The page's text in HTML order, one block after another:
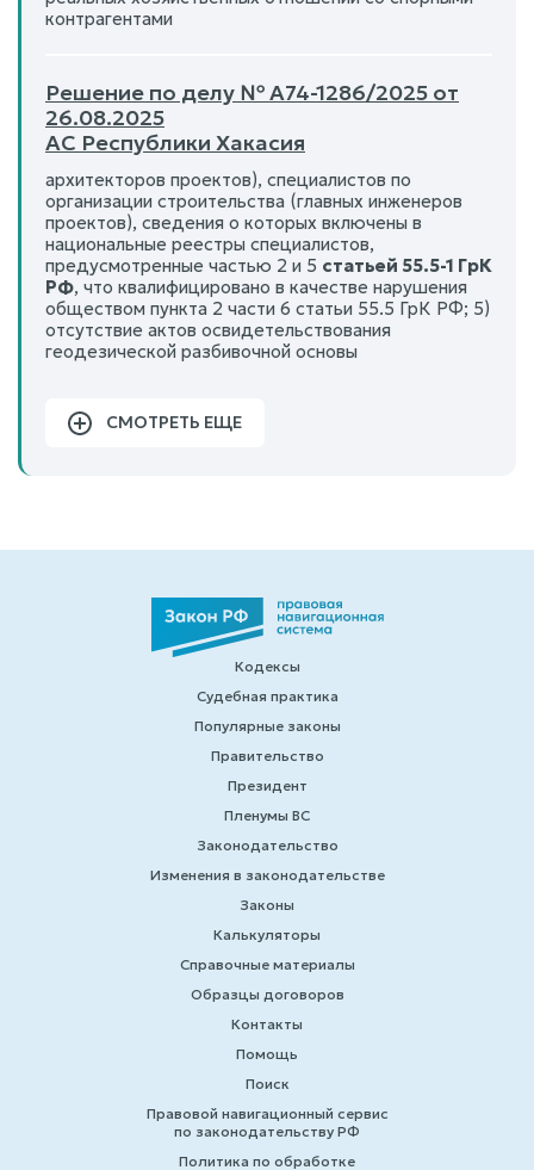
контрагентами
Решение по делу № А74-1286/2025 от
26.08.2025
АС Республики Хакасия
архитекторов проектов), специалистов по
организации строительства (главных инженеров
проектов), сведения о которых включены в
национальные реестры специалистов,
предусмотренные частью 2 и 5 статьей 55.5-1 ГрК
РФ, что квалифицировано в качестве нарушения
обществом пункта 2 части 6 статьи 55.5 ГрК РФ; 5)
отсутствие актов освидетельствования
геодезической разбивочной основы
СМОТРЕТЬ ЕЩЕ
Кодексы
Судебная практика
Популярные законы
Правительство
Президент
Пленумы ВС
Законодательство
Изменения в законодательстве
Законы
Калькуляторы
Справочные материалы
Образцы договоров
Контакты
Помощь
Поиск
Правовой навигационный сервис
по законодательству РФ
Политика по обработке